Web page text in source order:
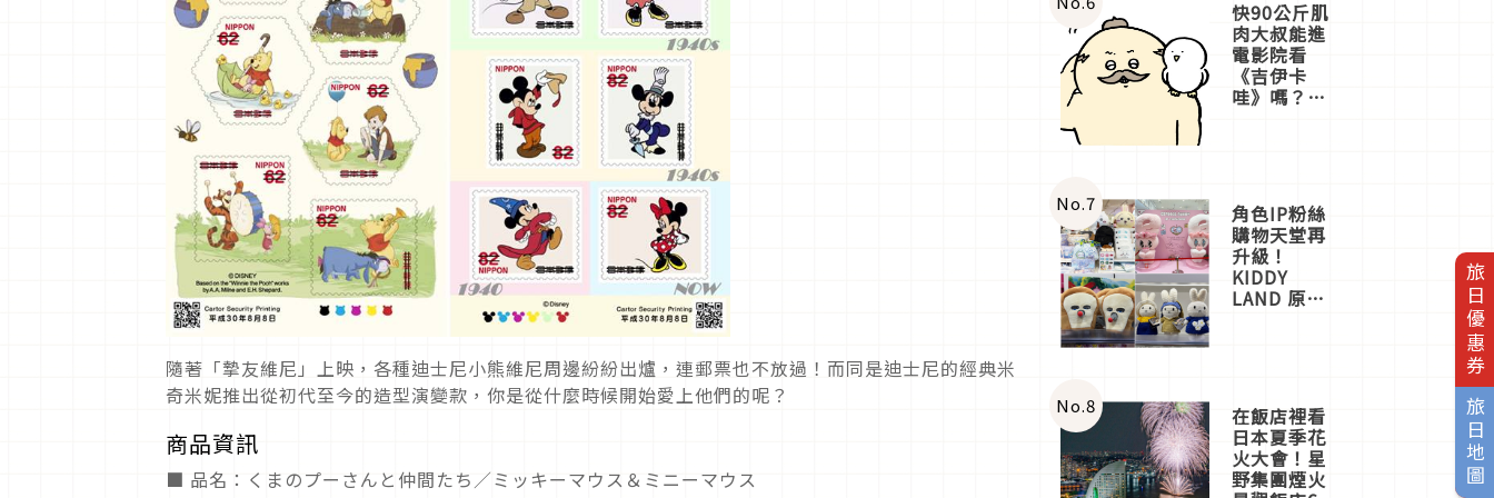
旅日優惠券
旅日地圖
隨著「摯友維尼」上映，各種迪士尼小熊維尼周邊紛紛出爐，連郵票也不放過！而同是迪士尼的經典米
奇米妮推出從初代至今的造型演變款，你是從什麼時候開始愛上他們的呢？
商品資訊
■ 品名：くまのプーさんと仲間たち／ミッキーマウス＆ミニーマウス
快90公斤肌
肉大叔能進
電影院看
《吉伊卡
哇》嗎？日
一同給出了
答案
No.7 角色IP粉絲
購物天堂再
升級！
KIDDY
LAND 原宿
店3分即達
No.8 在飯店裡看
日本夏季花
火大會！星
野集團煙火